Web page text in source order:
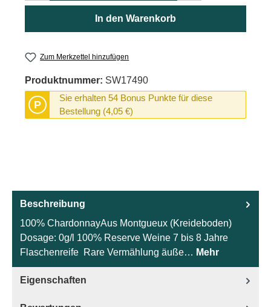
In den Warenkorb
Zum Merkzettel hinzufügen
Produktnummer: SW17490
P
Sie erhalten 54 Bonus Punkte für diese
Bestellung (4,05 €)
Beschreibung
100% ChardonnayAus Montgueux (Kreideboden)
Dosage: 0g/l 100% Reserve Weine 7 bis 8 Jahre
Flaschenreife Rare Vermählung äuße… Mehr
Eigenschaften